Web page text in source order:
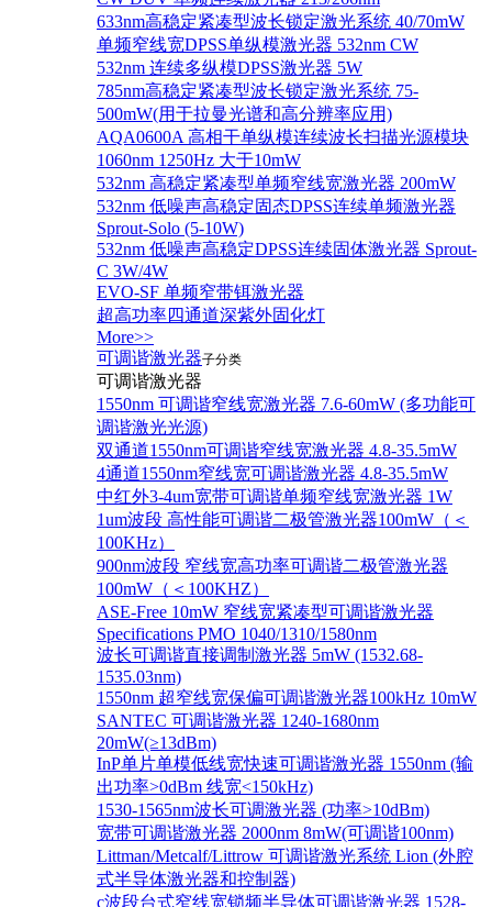
633nm高稳定紧凑型波长锁定激光系统 40/70mW
单频窄线宽DPSS单纵模激光器 532nm CW
532nm 连续多纵模DPSS激光器 5W
785nm高稳定紧凑型波长锁定激光系统 75-
500mW(用于拉曼光谱和高分辨率应用)
AQA0600A 高相干单纵模连续波长扫描光源模块
1060nm 1250Hz 大于10mW
532nm 高稳定紧凑型单频窄线宽激光器 200mW
532nm 低噪声高稳定固态DPSS连续单频激光器
Sprout‐Solo (5-10W)
532nm 低噪声高稳定DPSS连续固体激光器 Sprout-
C 3W/4W
EVO-SF 单频窄带铒激光器
超高功率四通道深紫外固化灯
More>>
可调谐激光器子分类
可调谐激光器
1550nm 可调谐窄线宽激光器 7.6-60mW (多功能可
调谐激光光源)
双通道1550nm可调谐窄线宽激光器 4.8-35.5mW
4通道1550nm窄线宽可调谐激光器 4.8-35.5mW
中红外3-4um宽带可调谐单频窄线宽激光器 1W
1um波段 高性能可调谐二极管激光器100mW（＜
100KHz）
900nm波段 窄线宽高功率可调谐二极管激光器
100mW（＜100KHZ）
ASE-Free 10mW 窄线宽紧凑型可调谐激光器
Specifications PMO 1040/1310/1580nm
波长可调谐直接调制激光器 5mW (1532.68-
1535.03nm)
1550nm 超窄线宽保偏可调谐激光器100kHz 10mW
SANTEC 可调谐激光器 1240-1680nm
20mW(≥13dBm)
InP单片单模低线宽快速可调谐激光器 1550nm (输
出功率>0dBm 线宽<150kHz)
1530-1565nm波长可调激光器 (功率>10dBm)
宽带可调谐激光器 2000nm 8mW(可调谐100nm)
Littman/Metcalf/Littrow 可调谐激光系统 Lion (外腔
式半导体激光器和控制器)
c波段台式窄线宽锁频半导体可调谐激光器 1528-